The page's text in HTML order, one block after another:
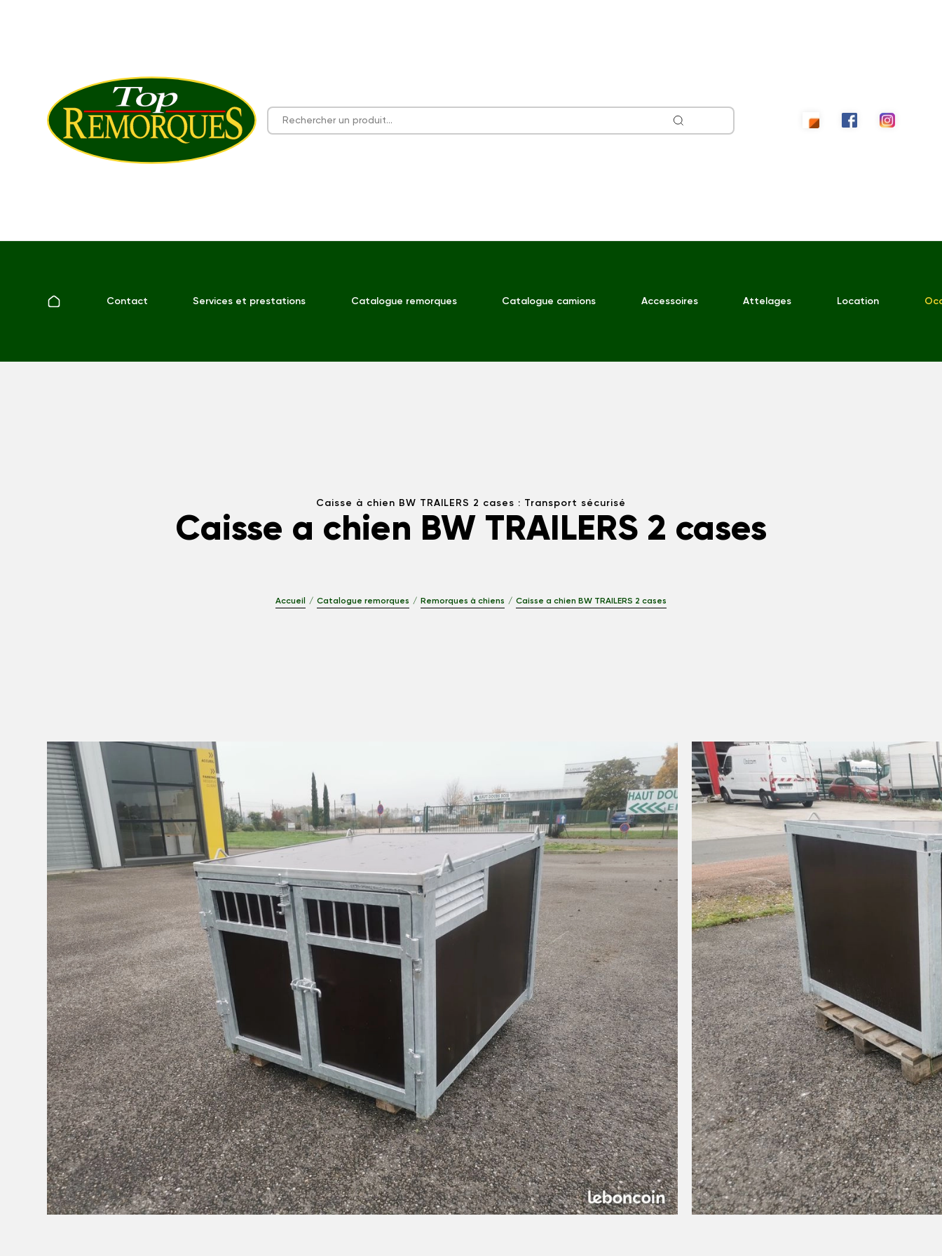
Contact Services et prestations Catalogue remorques Catalogue camions Accessoires Attelages Location
Caisse à chien BW TRAILERS 2 cases : Transport sécurisé
Caisse a chien BW TRAILERS 2 cases
Accueil Catalogue remorques Remorques à chiens Caisse a chien BW TRAILERS 2 cases